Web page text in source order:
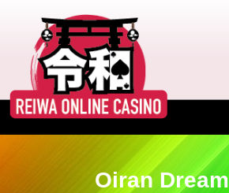
o
a
Oiran Dream